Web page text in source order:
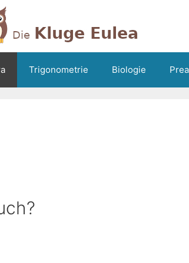
Trigonometrie Biologie